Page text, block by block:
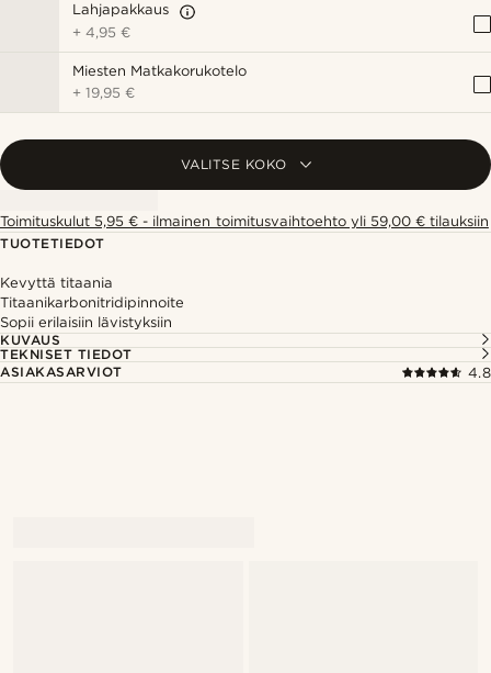
Lahjapakkaus
+4,95 €
Miesten Matkakorukotelo
+19,95 €
VALITSE KOKO
Toimituskulut 5,95 € - ilmainen toimitusvaihtoehto yli 59,00 € tilauksiin
TUOTETIEDOT
Kevyttä titaania
Titaanikarbonitridipinnoite
Sopii erilaisiin lävistyksiin
KUVAUS
TEKNISET TIEDOT
ASIAKASARVIOT
4.8